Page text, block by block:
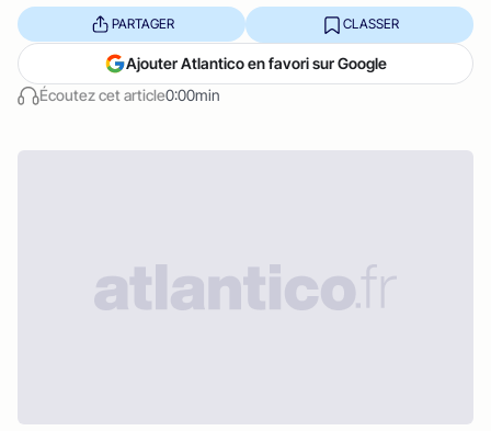
Écoutez cet article0:00min
PARTAGER CLASSER
Ajouter Atlantico en favori sur Google